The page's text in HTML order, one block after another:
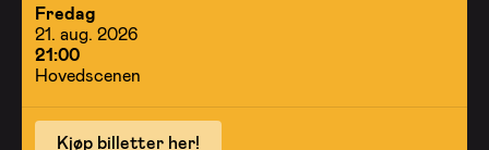
Fredag
21. aug. 2026
21:00
Hovedscenen
Kjøp billetter her!